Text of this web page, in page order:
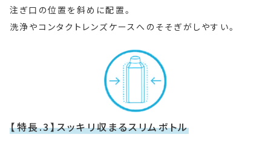
注ぎ口の位置を斜めに配置。
洗浄やコンタクトレンズケースへのそそぎがしやすい。
【特長.3】スッキリ収まるスリムボトル